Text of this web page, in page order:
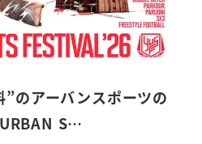
のアーバンスポーツの
S…